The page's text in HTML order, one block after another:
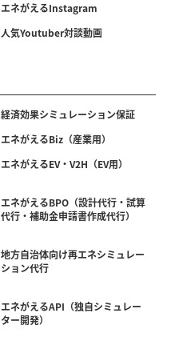
エネがえるInstagram
人気Youtuber対談動画
経済効果シミュレーション保証
エネがえるBiz（産業用）
エネがえるEV・V2H（EV用）
エネがえるBPO（設計代行・試算
代行・補助金申請書作成代行）
地方自治体向け再エネシミュレー
ション代行
エネがえるAPI（独自シミュレー
ター開発）